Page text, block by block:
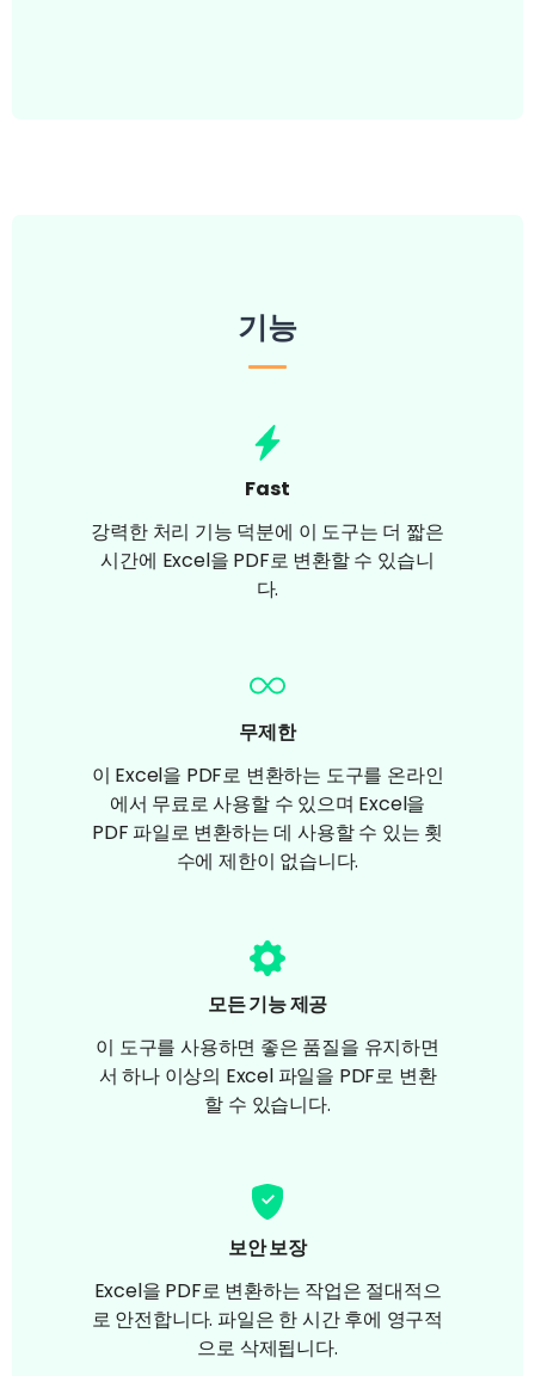
기능
Fast
강력한 처리 기능 덕분에 이 도구는 더 짧은
시간에 Excel을 PDF로 변환할 수 있습니
다.
무제한
이 Excel을 PDF로 변환하는 도구를 온라인
에서 무료로 사용할 수 있으며 Excel을
PDF 파일로 변환하는 데 사용할 수 있는 횟
수에 제한이 없습니다.
모든 기능 제공
이 도구를 사용하면 좋은 품질을 유지하면
서 하나 이상의 Excel 파일을 PDF로 변환
할 수 있습니다.
보안 보장
Excel을 PDF로 변환하는 작업은 절대적으
로 안전합니다. 파일은 한 시간 후에 영구적
으로 삭제됩니다.